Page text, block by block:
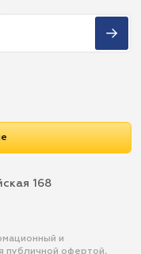
168
и
публичной офертой,